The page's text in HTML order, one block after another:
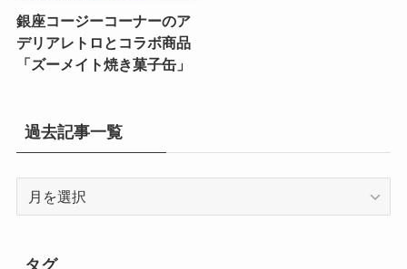
銀座コージーコーナーのア
デリアレトロとコラボ商品
「ズーメイト焼き菓子缶」
過去記事一覧
タグ